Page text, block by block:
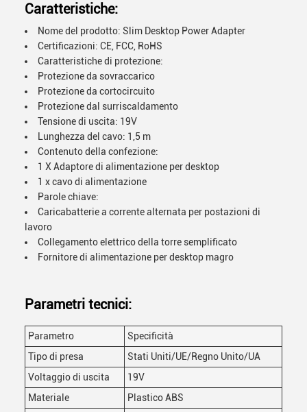
Caratteristiche:
Nome del prodotto: Slim Desktop Power Adapter
Certificazioni: CE, FCC, RoHS
Caratteristiche di protezione:
Protezione da sovraccarico
Protezione da cortocircuito
Protezione dal surriscaldamento
Tensione di uscita: 19V
Lunghezza del cavo: 1,5 m
Contenuto della confezione:
1 X Adaptore di alimentazione per desktop
1 x cavo di alimentazione
Parole chiave:
Caricabatterie a corrente alternata per postazioni di
lavoro
Collegamento elettrico della torre semplificato
Fornitore di alimentazione per desktop magro
Parametri tecnici:
Parametro
Specificità
Tipo di presa
Stati Uniti/UE/Regno Unito/UA
Voltaggio di uscita
19V
Materiale
Plastico ABS